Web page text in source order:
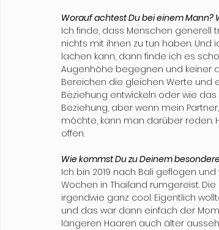
Worauf achtest Du bei einem Mann?
Ich finde, dass Menschen generell
nichts mit ihnen zu tun haben.
lachen kann, dann finde ich es
Augenhöhe begegnen und keiner
Bereichen die gleichen Werte und
Beziehung entwickeln oder wie
Beziehung, aber wenn mein
möchte, kann man darüber reden.
offen.
Wie kommst Du zu Deinem
Ich bin 2019 nach Bali geflogen
Wochen in Thailand rumgereist.
irgendwie ganz cool. Eigentlich
und das war dann einfach der
längeren Haaren auch älter